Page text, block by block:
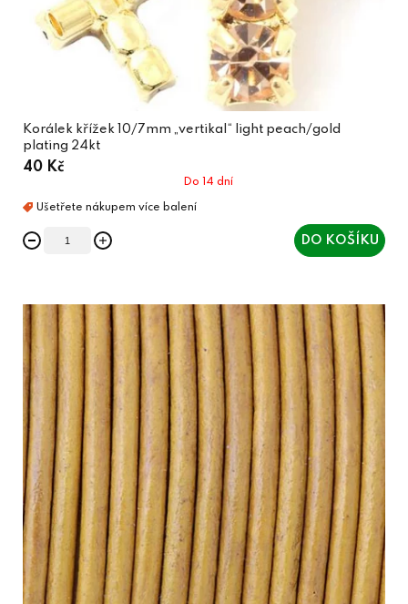
Korálek křížek 10/7mm „vertikal“ light peach/gold
plating 24kt
40 Kč
Do 14 dní
DO KOŠÍKU